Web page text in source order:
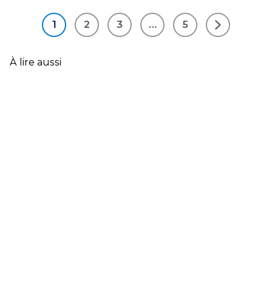
ABSURDE
NOUVELLE
TAXE
1 2 3 … 5
Suivant
À lire aussi